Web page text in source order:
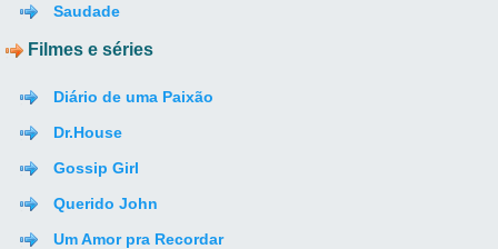
Saudade
Filmes e séries
Diário de uma Paixão
Dr.House
Gossip Girl
Querido John
Um Amor pra Recordar